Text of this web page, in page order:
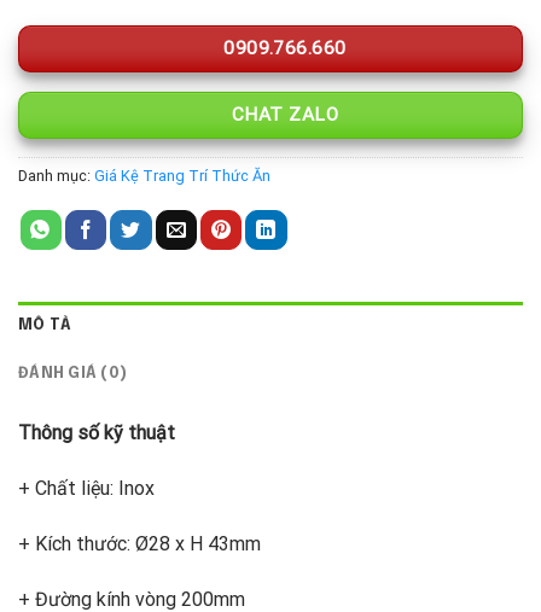
0909.766.660
CHAT ZALO
Danh mục: Giá Kệ Trang Trí Thức Ăn
MÔ TẢ
ĐÁNH GIÁ (0)
Thông số kỹ thuật
+ Chất liệu: Inox
+ Kích thước: Ø28 x H 43mm
+ Đường kính vòng 200mm